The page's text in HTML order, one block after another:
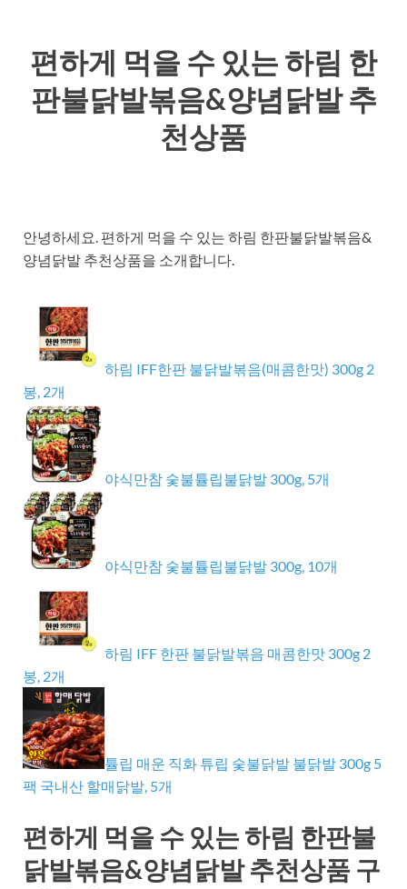
편하게 먹을 수 있는 하림 한
판불닭발볶음&양념닭발 추
천상품
안녕하세요. 편하게 먹을 수 있는 하림 한판불닭발볶음&
양념닭발 추천상품을 소개합니다.
하림 IFF한판 불닭발볶음(매콤한맛) 300g 2
봉, 2개
야식만참 숯불튤립불닭발 300g, 5개
야식만참 숯불튤립불닭발 300g, 10개
하림 IFF 한판 불닭발볶음 매콤한맛 300g 2
봉, 2개
튤립 매운 직화 튜립 숯불닭발 불닭발 300g 5
팩 국내산 할매닭발, 5개
편하게 먹을 수 있는 하림 한판불
닭발볶음&양념닭발 추천상품 구